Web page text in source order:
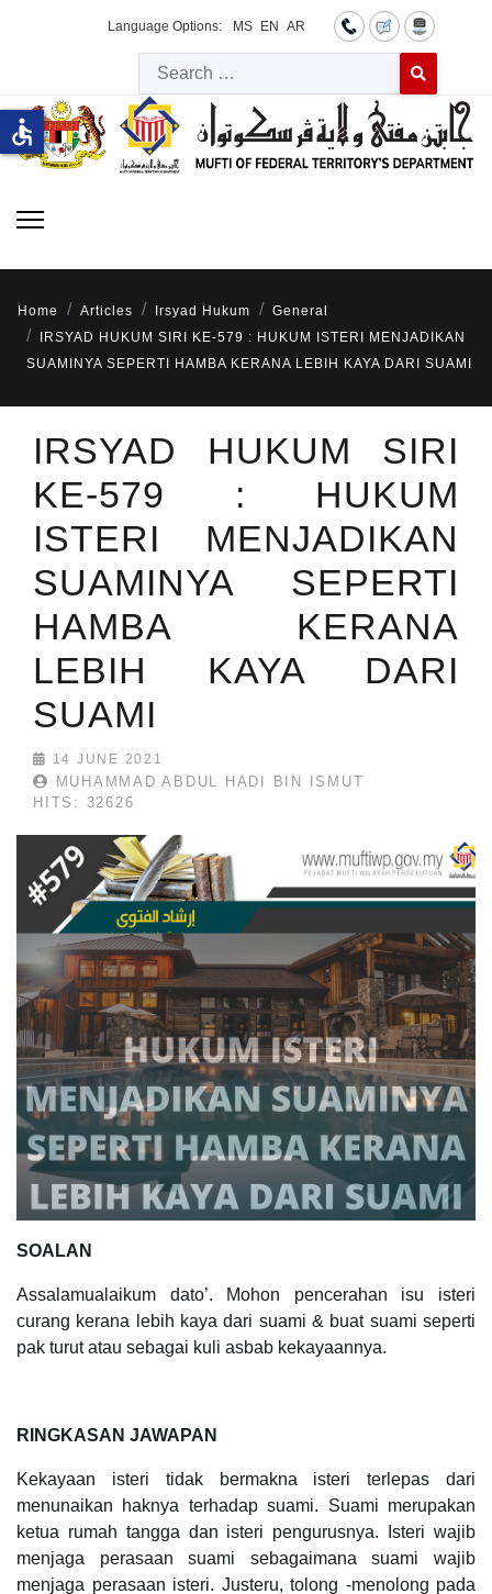
Language Options: MS EN AR
Type 2 or
Home Articles Irsyad Hukum
General
IRSYAD HUKUM SIRI KE-579 : HUKUM ISTERI MENJADIKAN
SUAMINYA SEPERTI HAMBA KERANA LEBIH KAYA DARI SUAMI
IRSYAD HUKUM SIRI
KE-579 : HUKUM
ISTERI MENJADIKAN
SUAMINYA SEPERTI
HAMBA KERANA
LEBIH KAYA DARI
SUAMI
14 JUNE 2021
MUHAMMAD ABDUL HADI BIN ISMUT
HITS: 32626
SOALAN
Assalamualaikum dato’. Mohon pencerahan isu isteri
curang kerana lebih kaya dari suami & buat suami seperti
pak turut atau sebagai kuli asbab kekayaannya.
RINGKASAN JAWAPAN
Kekayaan isteri tidak bermakna isteri terlepas dari
menunaikan haknya terhadap suami. Suami merupakan
ketua rumah tangga dan isteri pengurusnya. Isteri wajib
menjaga perasaan suami sebagaimana suami wajib
menjaga perasaan isteri. Justeru, tolong -menolong pada
accessible